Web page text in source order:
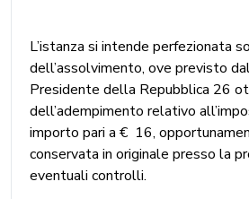
L’istanza si intende perfezionata
dell’assolvimento, ove previsto
Presidente della Repubblica 26
dell’adempimento relativo
importo pari a € 16,
conservata in originale presso la
eventuali controlli.